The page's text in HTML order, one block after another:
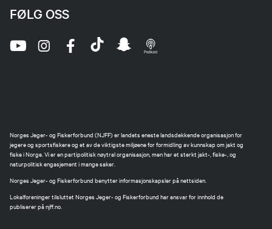
FØLG OSS
Norges Jeger- og Fiskerforbund (NJFF) er landets eneste landsdekkende organisasjon for
jegere og sportsfiskere og et av de viktigste miljøene for formidling av kunnskap om jakt og
fiske i Norge. Vi er en partipolitisk nøytral organisasjon, men har et sterkt jakt-, fiske-, og
naturpolitisk engasjement i mange saker.
Norges Jeger- og Fiskerforbund benytter informasjonskapsler på nettsiden.
Lokalforeninger tilsluttet Norges Jeger- og Fiskerforbund har ansvar for innhold de
publiserer på njff.no.